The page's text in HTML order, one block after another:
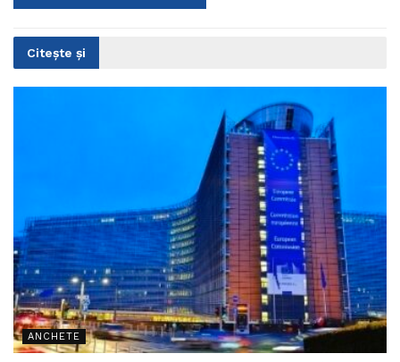
Citește și
ANCHETE